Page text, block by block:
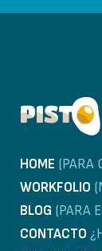
HOME (PARA
WORKFOLIO
BLOG (PARA
CONTACTO